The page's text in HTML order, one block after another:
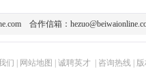
合作信箱：
们 网站地图 诚聘英才| 咨询热线|